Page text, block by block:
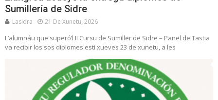
Sumillería de Sidre
Lasidra 21 De Xunetu, 2026
L’alumnáu que superó’l II Cursu de Sumiller de Sidre – Panel de Tastia
va recibir los sos diplomes esti xueves 23 de xunetu, a les